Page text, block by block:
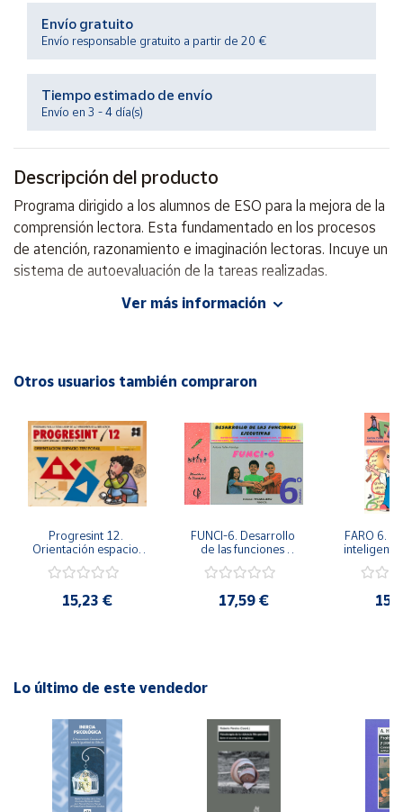
Solidarios
Centro
de ayuda
Contacto
Vendedores
Área
Cuenta
Área
Ubicación
Canarias,
Envío gratuito
Envío responsable gratuito a partir de 20 €
Tiempo estimado de envío
Envío en 3 - 4 día(s)
Descripción del producto
Programa dirigido a los alumnos de ESO para la mejora de la
comprensión lectora. Esta fundamentado en los procesos
de atención, razonamiento e imaginación lectoras. Incuye un
sistema de autoevaluación de la tareas realizadas.
Autor: Luís J. Martínez Agulla
Idioma: Español
Ver más información
Otros usuarios también compraron
Progresint 12.
Orientación espacio-
15,23 €
FUNCI-6. Desarrollo
de las funciones
Primaria.
17,59 €
FARO 6.
inteligente
Lo último de este vendedor